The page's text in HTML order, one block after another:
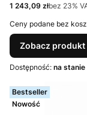
Cena netto
1 243,09 złbez 23%
Ceny podane bez
Zobacz produkt
Dostępność: na stanie
Bestseller
Nowość